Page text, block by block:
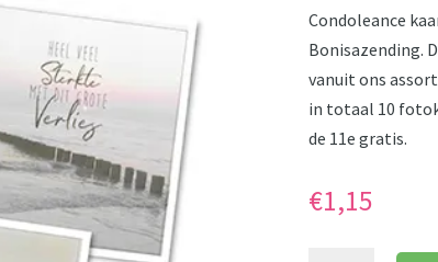
Condoleance
Bonisazending.
vanuit ons
in totaal 10
de 11e gratis.
€1,15